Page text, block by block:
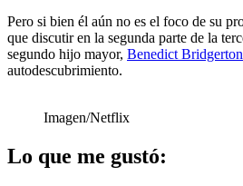
Pero si bien él aún no es el foco de su
que discutir en la segunda parte de la
segundo hijo mayor, Benedict Bridgerton
autodescubrimiento.
Imagen/Netflix
Lo que me gustó: